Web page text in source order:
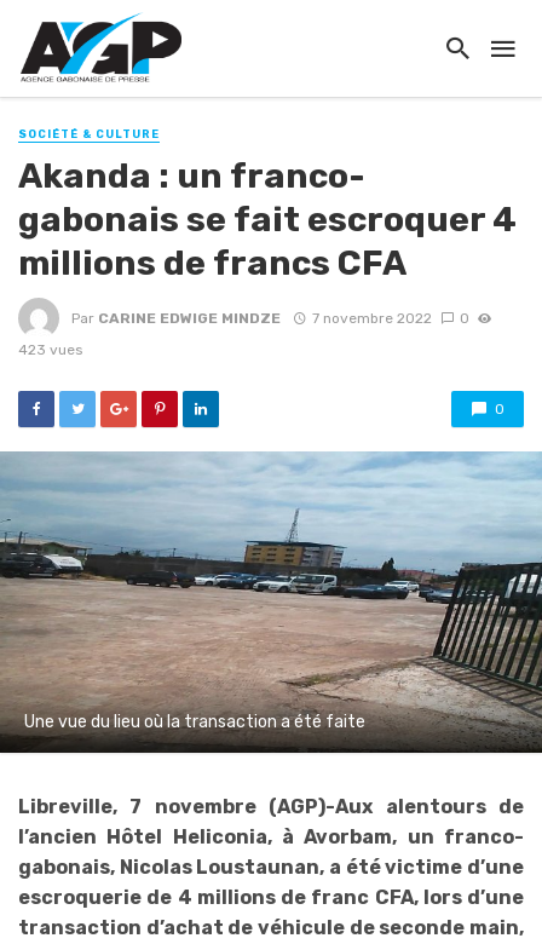
SOCIÉTÉ & CULTURE
Akanda : un franco-
gabonais se fait escroquer 4
millions de francs CFA
Par CARINE EDWIGE MINDZE 7 novembre 2022
0
423 vues
0
Une vue du lieu où la transaction a été faite
Libreville, 7 novembre (AGP)-Aux alentours de
l’ancien Hôtel Heliconia, à Avorbam, un franco-
gabonais, Nicolas Loustaunan, a été victime d’une
escroquerie de 4 millions de franc CFA, lors d’une
transaction d’achat de véhicule de seconde main,